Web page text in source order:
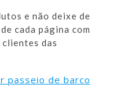
e não deixe de
cada página com
das
passeio de barco